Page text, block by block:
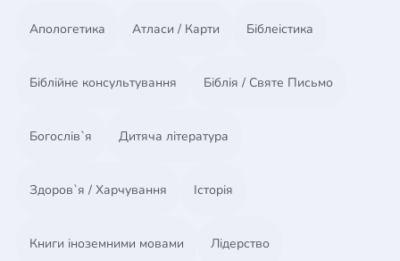
Клава 7. Объясняйте тему 91
Глава 9. Говорите просто и ясно 123
Заключение 146
Рекомендуемая литература 156
Апологетика Атласи / Карти Біблеістика
Біблійне консультування Біблія / Святе Письмо
Богослів`я Дитяча література
Здоров`я / Харчування Історія
Книги іноземними мовами Лідерство